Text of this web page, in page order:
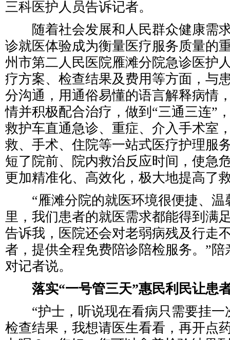
三科医护人员告诉记者。
随着社会发展和人民群众健康需
诊就医体验成为衡量医疗服务质量的
州市第二人民医院雁滩分院急诊医护
疗方案、检查结果及费用等方面，与
分沟通，用通俗易懂的语言解释病情
情并积极配合治疗，做到“三通三连”
救护车直通急诊、重症、介入手术室
救、手术、住院等一站式医疗护理服
短了院前、院内救治反应时间，使急
更加精准化、高效化，极大地提高了
“雁滩分院的就医环境很便捷、温
里，我们患者的就医需求都能得到满
告诉我，医院还会对老弱病残及行走
者，提供全程免费陪诊陪检服务。”
对记者说。
落实“一号管三天”惠民利民让患
“护士，听说现在看病只需要挂一
检查结果，我想请医生看看，再开点